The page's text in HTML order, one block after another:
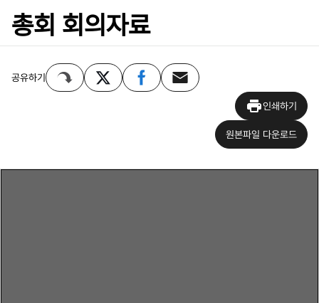
총회 회의자료
공유하기
인쇄하기
원본파일 다운로드